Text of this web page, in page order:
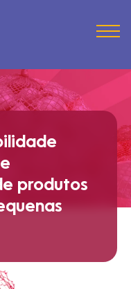
produtos